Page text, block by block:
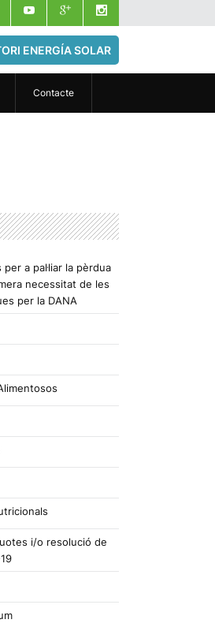
ENERGÍA SOLAR
Contacte
a pal·liar la pèrdua
necessitat de les
per la DANA
i/o resolució de